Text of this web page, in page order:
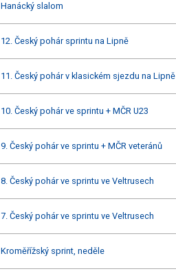
Hanácký slalom
12. Český pohár sprintu na Lipně
11. Český pohár v klasickém sjezdu na Lipně
10. Český pohár ve sprintu + MČR U23
9. Český pohár ve sprintu + MČR veteránů
8. Český pohár ve sprintu ve Veltrusech
7. Český pohár ve sprintu ve Veltrusech
Kroměřížský sprint, neděle